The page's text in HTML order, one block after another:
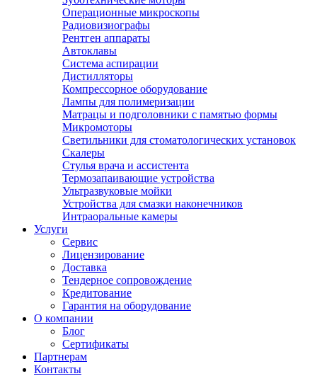
Операционные микроскопы
Радиовизиографы
Рентген аппараты
Автоклавы
Система аспирации
Дистилляторы
Компрессорное оборудование
Лампы для полимеризации
Матрацы и подголовники с памятью формы
Микромоторы
Светильники для стоматологических установок
Скалеры
Стулья врача и ассистента
Термозапаивающие устройства
Ультразвуковые мойки
Устройства для смазки наконечников
Интраоральные камеры
Услуги
Сервис
Лицензирование
Доставка
Тендерное сопровождение
Кредитование
Гарантия на оборудование
О компании
Блог
Сертификаты
Партнерам
Контакты